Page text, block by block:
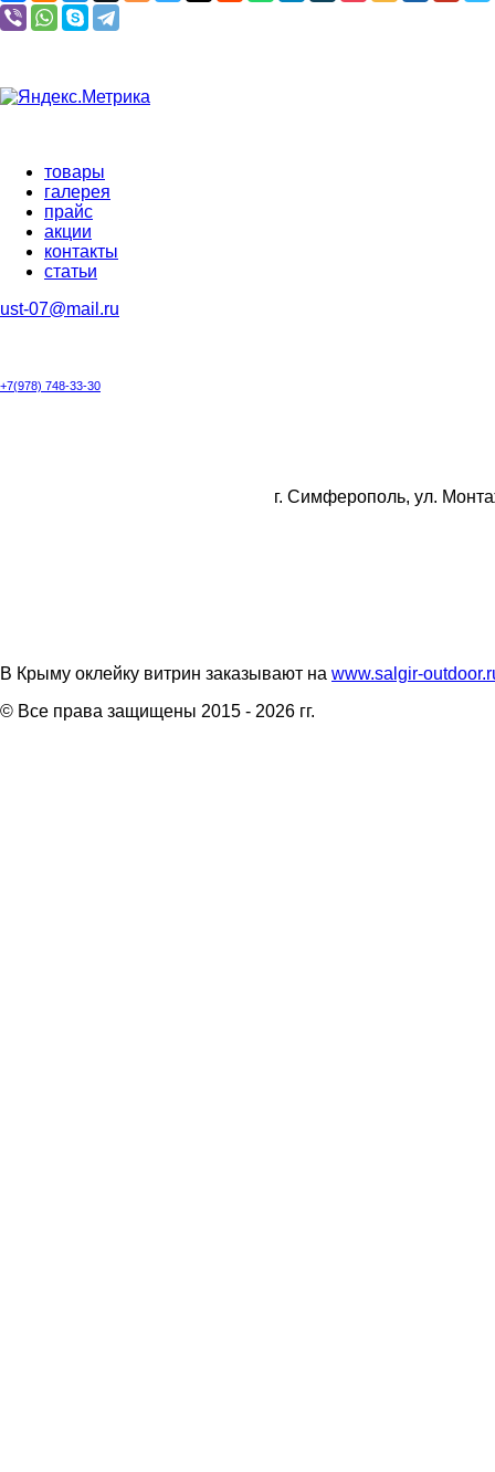
товары
галерея
прайс
акции
контакты
cтатьи
ust-07@mail.ru
+7(978) 748-33-30
г. Симферополь, ул.
В Крыму оклейку витрин заказывают на www.salgir-
© Все права защищены 2015 - 2026 гг.